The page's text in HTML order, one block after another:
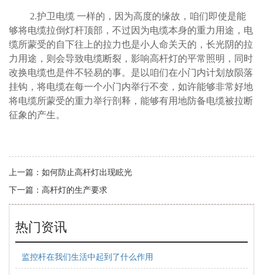
2.护卫电缆 一样的，因为高度的缘故，咱们即使是能
够将电缆拉倒灯杆顶部，不过因为电缆本身的重力用途，电
缆所蒙受的自下往上的拉力也是小人命关天的，长光阴的拉
力用途，则会导致电缆断裂，影响高杆灯的平常照明，同时
改换电缆也是件不轻易的事。是以咱们在小门内计划放陨落
挂钩，将电缆在每一个小门内举行不变，如许能够非常好地
将电缆所蒙受的重力举行剖释，能够有用地防备电缆被拉断
征象的产生。
上一篇： 如何防止高杆灯出现眩光
下一篇： 高杆灯的生产要求
热门资讯
监控杆在我们生活中起到了什么作用